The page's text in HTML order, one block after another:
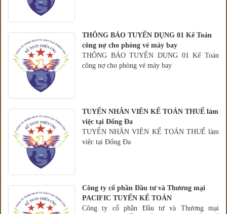
THÔNG BÁO TUYỂN DỤNG 01 Kế Toán
công nợ cho phòng vé máy bay
THÔNG BÁO TUYỂN DỤNG 01 Kế Toán
công nợ cho phòng vé máy bay
TUYỂN NHÂN VIÊN KẾ TOÁN THUẾ làm
việc tại Đống Đa
TUYỂN NHÂN VIÊN KẾ TOÁN THUẾ làm
việc tại Đống Đa
Công ty cổ phần Đầu tư và Thương mại
PACIFIC TUYỂN KẾ TOÁN
Công ty cổ phần Đầu tư và Thương mại